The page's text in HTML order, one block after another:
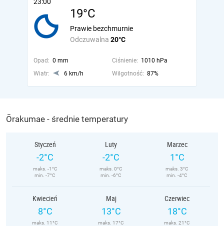
19°C
Odczuwalna 20°C
Prawie bezchmurnie
Opad: 0 mm Ciśnienie: 1010 hPa
Wiatr:
6 km/h Wilgotność: 87%
Ōrakumae - średnie temperatury
Styczeń
-2°C
maks. -1°C
min. -7°C
Luty
-2°C
maks. 0°C
min. -6°C
Marzec
1°C
maks. 3°C
min. -4°C
Kwiecień
8°C
maks. 11°C
Maj
13°C
maks. 17°C
Czerwiec
18°C
maks. 21°C